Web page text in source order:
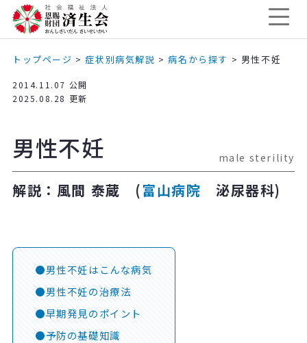
トップページ >症状別病気解説 >病名から探す > 男性不妊
2014.11.07 公開
2025.08.28 更新
男性不妊 male sterility
解説：風間 泰蔵 (富山病院 泌尿器科)
男性不妊はこんな病気
男性不妊の治療法
早期発見のポイント
予防の基礎知識